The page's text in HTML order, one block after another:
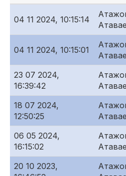
04 11 2024, 10:15:14
04 11 2024, 10:15:01
23 07 2024,
16:39:42
18 07 2024,
12:50:25
06 05 2024,
16:15:02
20 10 2023,